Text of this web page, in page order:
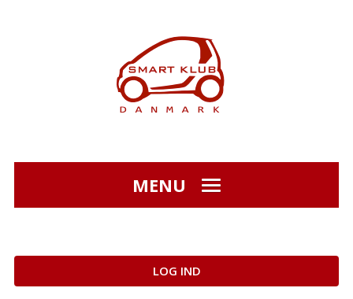
MENU
LOG IND